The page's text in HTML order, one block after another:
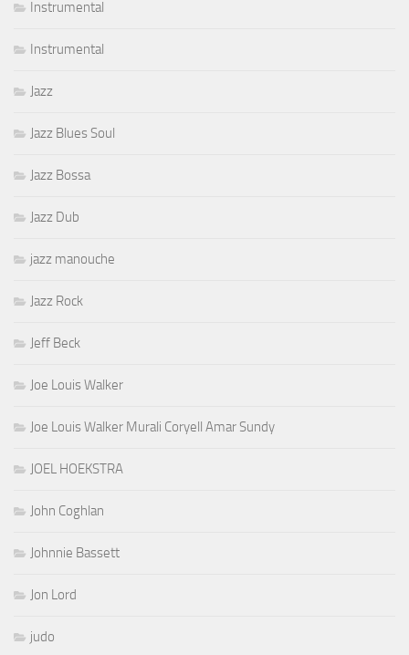
Instrumental
Instrumental
Jazz
Jazz Blues Soul
Jazz Bossa
Jazz Dub
jazz manouche
Jazz Rock
Jeff Beck
Joe Louis Walker
Joe Louis Walker Murali Coryell Amar Sundy
JOEL HOEKSTRA
John Coghlan
Johnnie Bassett
Jon Lord
judo